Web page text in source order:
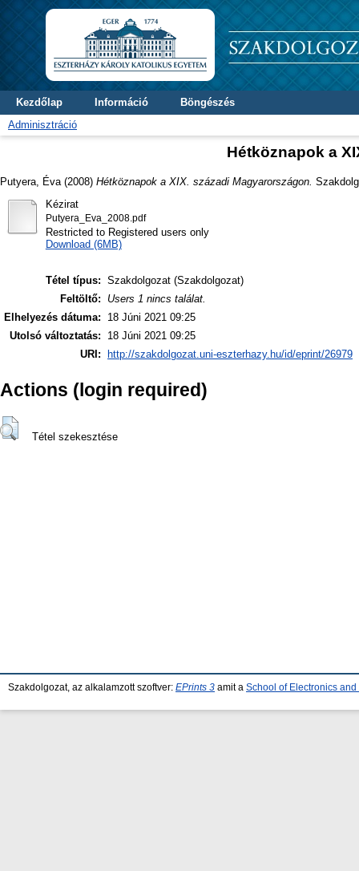
Kezdőlap Információ
Böngészés
Adminisztráció
Hétköznapok a
Putyera, Éva (2008) Hétköznapok a XIX. századi Magyarországon.
Kézirat
Putyera_Eva_2008.pdf
Restricted to Registered users only
Download (6MB)
Tétel típus: Szakdolgozat (Szakdolgozat)
Feltöltő:
Users 1 nincs találat.
Elhelyezés dátuma:
18 Júni 2021 09:25
Utolsó változtatás:
18 Júni 2021 09:25
URI:
http://szakdolgozat.uni-eszterhazy.hu/id/eprint/26979
Actions (login required)
Tétel szekesztése
Szakdolgozat, az alkalamzott szoftver: EPrints 3 amit a School of Electronics